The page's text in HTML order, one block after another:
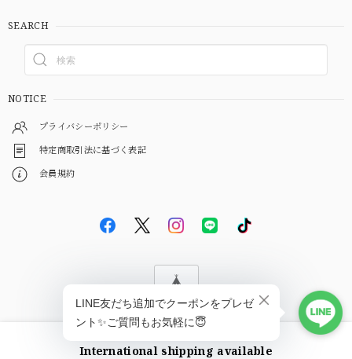
SEARCH
NOTICE
プライバシーポリシー
特定商取引法に基づく表記
会員規約
© EBiS GEM
International shipping available